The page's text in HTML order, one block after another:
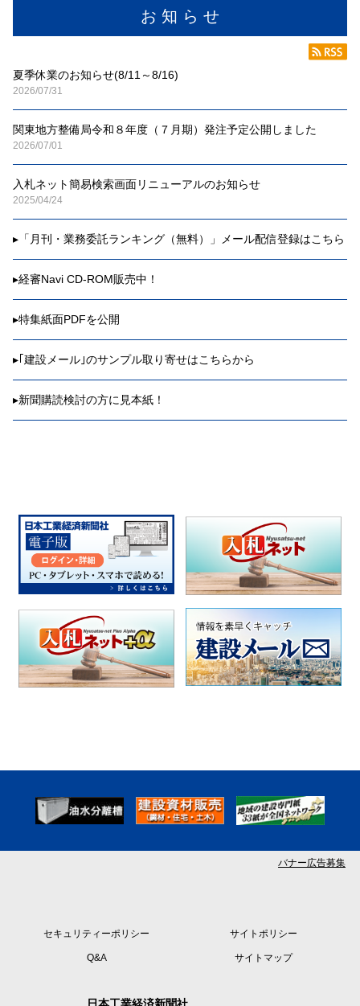
お 知 ら せ
夏季休業のお知らせ(8/11～8/16)
2026/07/31
関東地方整備局令和８年度（７月期）発注予定公開しました
2026/07/01
入札ネット簡易検索画面リニューアルのお知らせ
2025/04/24
▸ 「月刊・業務委託ランキング（無料）」メール配信登録はこちら
▸経審Navi CD-ROM販売中！
▸特集紙面PDFを公開
▸ ｢建設メール｣のサンプル取り寄せはこちらから
▸新聞購読検討の方に見本紙！
バナー広告募集
セキュリティーポリシー サイトポリシー
Q&A サイトマップ
日本工業経済新聞社